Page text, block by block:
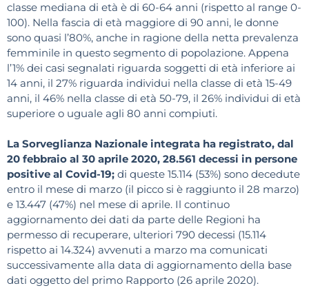
classe mediana di età è di 60-64 anni (rispetto al range 0-
100). Nella fascia di età maggiore di 90 anni, le donne
sono quasi l’80%, anche in ragione della netta prevalenza
femminile in questo segmento di popolazione. Appena
l’1% dei casi segnalati riguarda soggetti di età inferiore ai
14 anni, il 27% riguarda individui nella classe di età 15-49
anni, il 46% nella classe di età 50-79, il 26% individui di età
superiore o uguale agli 80 anni compiuti.
La Sorveglianza Nazionale integrata ha registrato, dal
20 febbraio al 30 aprile 2020, 28.561 decessi in persone
positive al Covid-19; di queste 15.114 (53%) sono decedute
entro il mese di marzo (il picco si è raggiunto il 28 marzo)
e 13.447 (47%) nel mese di aprile. Il continuo
aggiornamento dei dati da parte delle Regioni ha
permesso di recuperare, ulteriori 790 decessi (15.114
rispetto ai 14.324) avvenuti a marzo ma comunicati
successivamente alla data di aggiornamento della base
dati oggetto del primo Rapporto (26 aprile 2020).